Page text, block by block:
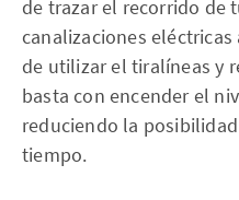
de trazar el recorrido de
canalizaciones
de utilizar el tiralíneas y
basta con encender el
reduciendo la
tiempo.